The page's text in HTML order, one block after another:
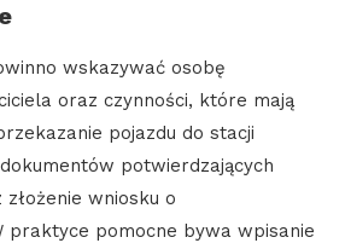
wskazywać osobę
oraz czynności, które mają
pojazdu do stacji
potwierdzających
wniosku o
praktyce pomocne bywa wpisanie